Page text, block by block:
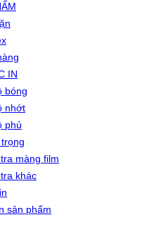
IN
bóng
nhớt
phủ
màng film
khác
sản phẩm